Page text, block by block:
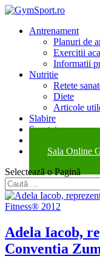
Antrenament
Planuri de
Exercitii
Informatii
Nutritie
Retete
Diete
Articole
Slabire
Sanatate
Sala Online
Selectează o Pagină
Adela Iacob,
Conventia